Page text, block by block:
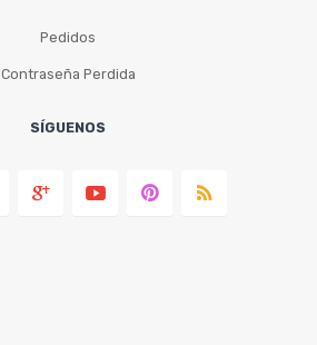
Pedidos
Contraseña Perdida
SÍGUENOS